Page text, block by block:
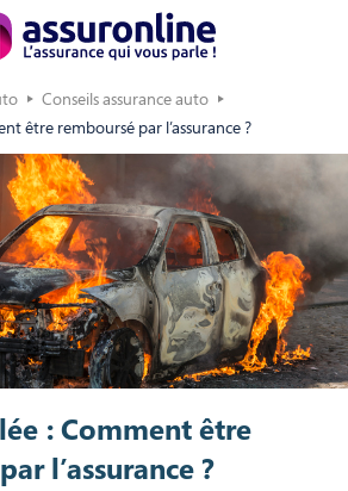
Conseils assurance auto
être remboursé par l’assurance ?
: Comment être
l’assurance ?